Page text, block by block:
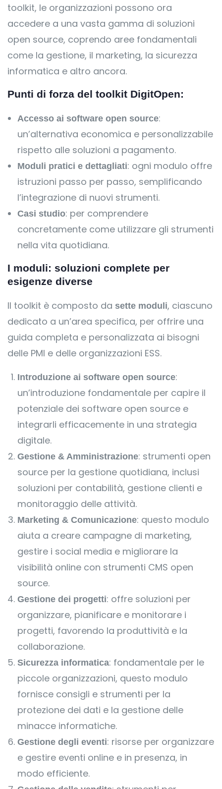
toolkit, le organizzazioni possono ora
accedere a una vasta gamma di soluzioni
open source, coprendo aree fondamentali
come la gestione, il marketing, la sicurezza
informatica e altro ancora.
Punti di forza del toolkit DigitOpen:
Accesso ai software open source:
un’alternativa economica e personalizzabile
rispetto alle soluzioni a pagamento.
Moduli pratici e dettagliati: ogni modulo offre
istruzioni passo per passo, semplificando
l’integrazione di nuovi strumenti.
Casi studio: per comprendere
concretamente come utilizzare gli strumenti
nella vita quotidiana.
I moduli: soluzioni complete per
esigenze diverse
Il toolkit è composto da sette moduli, ciascuno
dedicato a un’area specifica, per offrire una
guida completa e personalizzata ai bisogni
delle PMI e delle organizzazioni ESS.
Introduzione ai software open source:
un’introduzione fondamentale per capire il
potenziale dei software open source e
integrarli efficacemente in una strategia
digitale.
Gestione & Amministrazione: strumenti open
source per la gestione quotidiana, inclusi
soluzioni per contabilità, gestione clienti e
monitoraggio delle attività.
Marketing & Comunicazione: questo modulo
aiuta a creare campagne di marketing,
gestire i social media e migliorare la
visibilità online con strumenti CMS open
source.
Gestione dei progetti: offre soluzioni per
organizzare, pianificare e monitorare i
progetti, favorendo la produttività e la
collaborazione.
Sicurezza informatica: fondamentale per le
piccole organizzazioni, questo modulo
fornisce consigli e strumenti per la
protezione dei dati e la gestione delle
minacce informatiche.
Gestione degli eventi: risorse per organizzare
e gestire eventi online e in presenza, in
modo efficiente.